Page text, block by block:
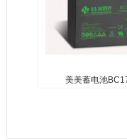
性玻璃纤维技术用于
复合...
美美蓄电池